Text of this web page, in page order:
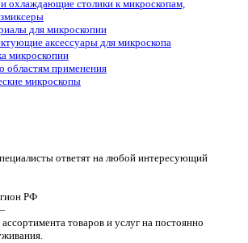
охлаждающие столики к микроскопам,
для микроскопии
аксессуары для микроскопа
микроскопии
областям применения
микроскопы
ответят на любой интересующий
товаров и услуг на постоянно